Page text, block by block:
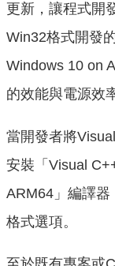
更新，讓程式開
Win32格式開發
Windows 10 on
的效能與電源效
當開發者將
安裝「Visual
ARM64」編譯
格式選項。